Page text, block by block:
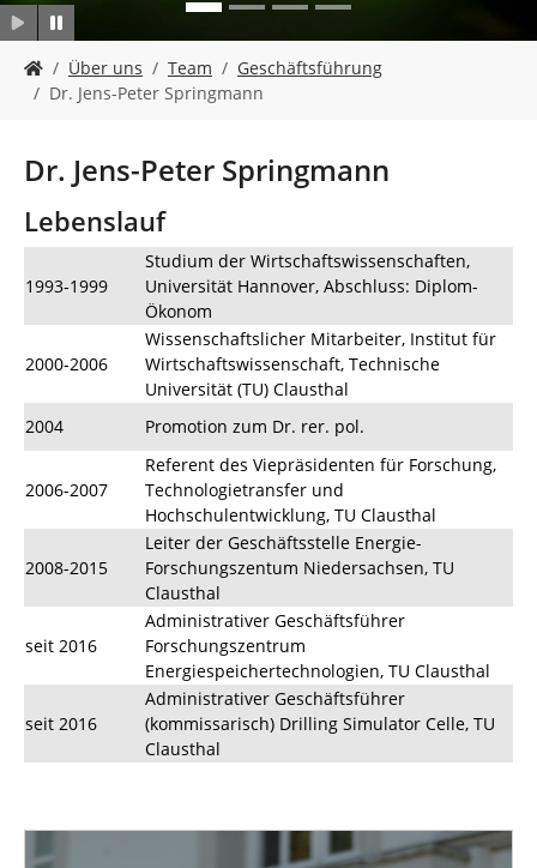
i
n
h
i
e
:
Über uns Team
Geschäftsführung
Dr. Jens-Peter Springmann
Dr. Jens-Peter Springmann
Lebenslauf
1993-1999
Studium der Wirtschaftswissenschaften,
Universität Hannover, Abschluss: Diplom-
Ökonom
2000-2006
Wissenschaftslicher Mitarbeiter, Institut für
Wirtschaftswissenschaft, Technische
Universität (TU) Clausthal
2004
Promotion zum Dr. rer. pol.
2006-2007
Referent des Viepräsidenten für Forschung,
Technologietransfer und
Hochschulentwicklung, TU Clausthal
2008-2015
Leiter der Geschäftsstelle Energie-
Forschungszentum Niedersachsen, TU
Clausthal
seit 2016
Administrativer Geschäftsführer
Forschungszentrum
Energiespeichertechnologien, TU Clausthal
seit 2016
Administrativer Geschäftsführer
(kommissarisch) Drilling Simulator Celle, TU
Clausthal